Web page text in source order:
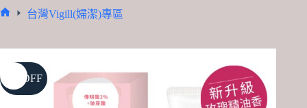
台灣Vigill(婦潔)專區
9% OFF